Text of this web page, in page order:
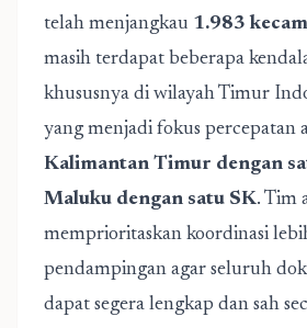
telah menjangkau 1.983
masih terdapat beberapa
khususnya di wilayah Timur
yang menjadi fokus percepatan
Kalimantan Timur dengan
Maluku dengan satu SK. Tim
memprioritaskan koordinasi
pendampingan agar seluruh
dapat segera lengkap dan sah